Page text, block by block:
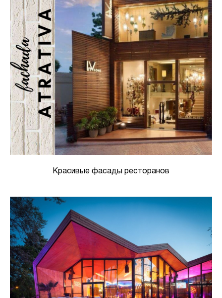
Красивые фасады ресторанов